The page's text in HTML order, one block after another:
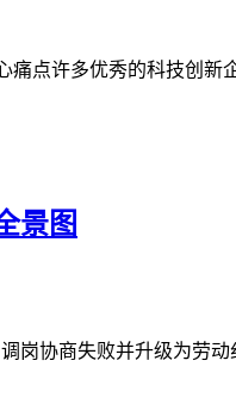
点许多优秀的科技创新
景图
协商失败并升级为劳动